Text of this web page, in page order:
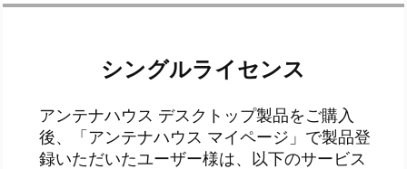
シングルライセンス
アンテナハウス デスクトップ製品をご購入
後、「アンテナハウス マイページ」で製品登
録いただいたユーザー様は、以下のサービス